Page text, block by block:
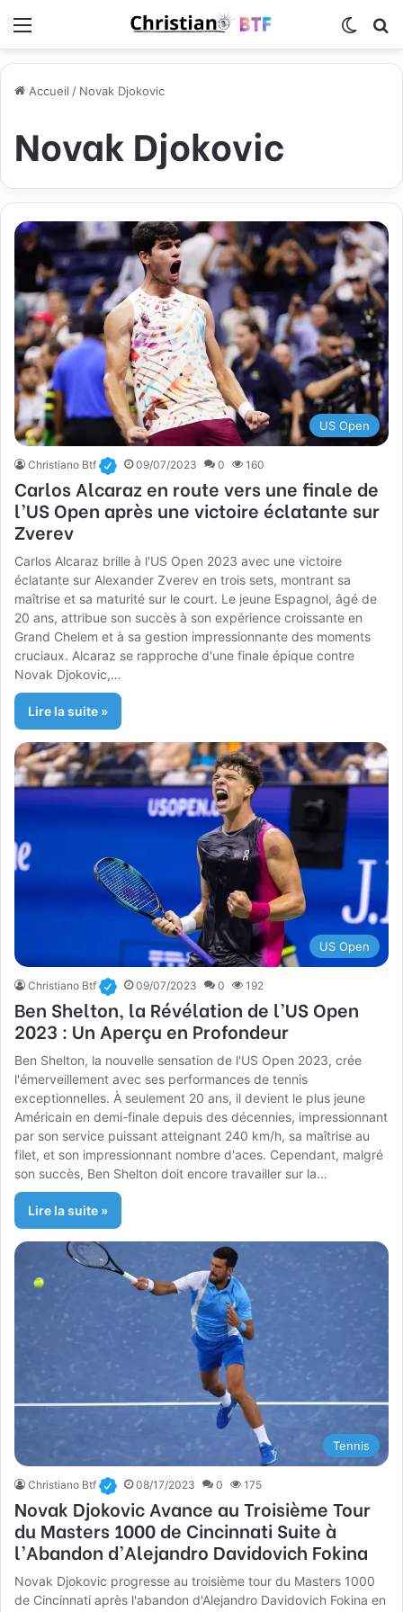
Accueil / Novak Djokovic
Novak Djokovic
US Open
Christiano Btf 09/07/2023 0 160
Carlos Alcaraz en route vers une finale de
l’US Open après une victoire éclatante sur
Zverev
Carlos Alcaraz brille à l'US Open 2023 avec une victoire
éclatante sur Alexander Zverev en trois sets, montrant sa
maîtrise et sa maturité sur le court. Le jeune Espagnol, âgé de
20 ans, attribue son succès à son expérience croissante en
Grand Chelem et à sa gestion impressionnante des moments
cruciaux. Alcaraz se rapproche d'une finale épique contre
Novak Djokovic,…
Lire la suite »
US Open
Christiano Btf 09/07/2023 0 192
Ben Shelton, la Révélation de l’US Open
2023 : Un Aperçu en Profondeur
Ben Shelton, la nouvelle sensation de l'US Open 2023, crée
l'émerveillement avec ses performances de tennis
exceptionnelles. À seulement 20 ans, il devient le plus jeune
Américain en demi-finale depuis des décennies, impressionnant
par son service puissant atteignant 240 km/h, sa maîtrise au
filet, et son impressionnant nombre d'aces. Cependant, malgré
son succès, Ben Shelton doit encore travailler sur la…
Lire la suite »
Tennis
Christiano Btf 08/17/2023 0 175
Novak Djokovic Avance au Troisième Tour
du Masters 1000 de Cincinnati Suite à
l’Abandon d’Alejandro Davidovich Fokina
Novak Djokovic progresse au troisième tour du Masters 1000
de Cincinnati après l'abandon d'Alejandro Davidovich Fokina en